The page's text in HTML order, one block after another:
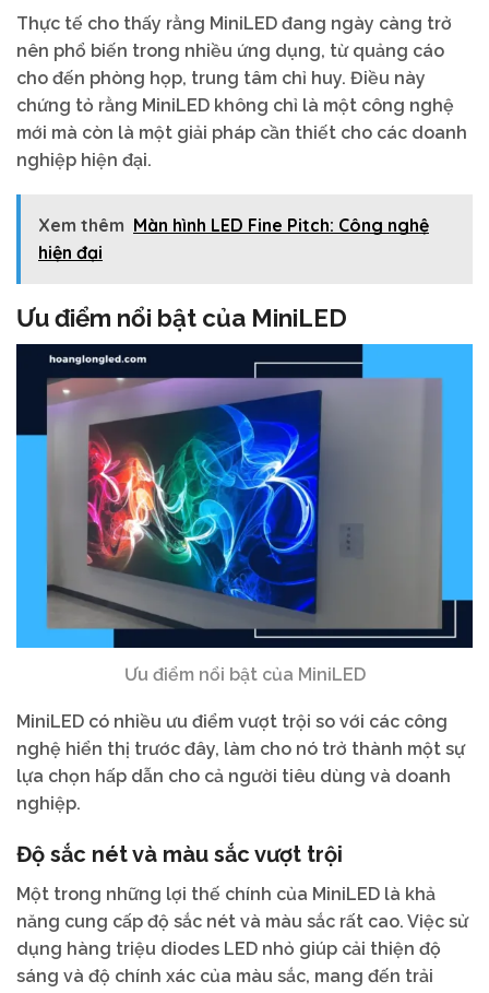
Thực tế cho thấy rằng MiniLED đang ngày càng trở
nên phổ biến trong nhiều ứng dụng, từ quảng cáo
cho đến phòng họp, trung tâm chỉ huy. Điều này
chứng tỏ rằng MiniLED không chỉ là một công nghệ
mới mà còn là một giải pháp cần thiết cho các doanh
nghiệp hiện đại.
Xem thêm Màn hình LED Fine Pitch: Công nghệ
hiện đại
Ưu điểm nổi bật của MiniLED
Ưu điểm nổi bật của MiniLED
MiniLED có nhiều ưu điểm vượt trội so với các công
nghệ hiển thị trước đây, làm cho nó trở thành một sự
lựa chọn hấp dẫn cho cả người tiêu dùng và doanh
nghiệp.
Độ sắc nét và màu sắc vượt trội
Một trong những lợi thế chính của MiniLED là khả
năng cung cấp độ sắc nét và màu sắc rất cao. Việc sử
dụng hàng triệu diodes LED nhỏ giúp cải thiện độ
sáng và độ chính xác của màu sắc, mang đến trải